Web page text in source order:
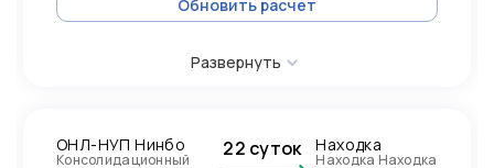
Обновить расчет
Развернуть
ОНЛ-НУП Нинбо
Консолидационный 22 суток Находка
Находка Находка